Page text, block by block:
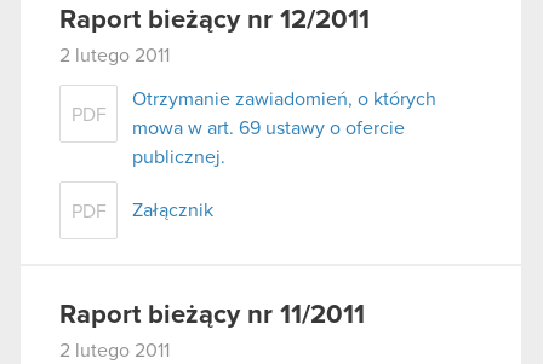
Raport bieżący nr 12/2011
2 lutego 2011
PDF
Otrzymanie zawiadomień, o których
mowa w art. 69 ustawy o ofercie
publicznej.
PDF Załącznik
Raport bieżący nr 11/2011
2 lutego 2011